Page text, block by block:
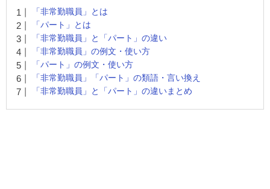
「非常勤職員」とは
「パート」とは
「非常勤職員」と「パート」の違い
「非常勤職員」の例文・使い方
「パート」の例文・使い方
「非常勤職員」「パート」の類語・言い換え
「非常勤職員」と「パート」の違いまとめ